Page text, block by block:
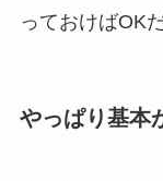
っておけばOK
やっぱり基本